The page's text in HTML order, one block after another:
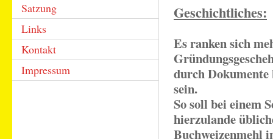
Satzung
Links
Kontakt
Impressum
Geschichtliches:
Es ranken sich
durch
sein.
So soll bei einem
hierzulande
Buchweizenmehl